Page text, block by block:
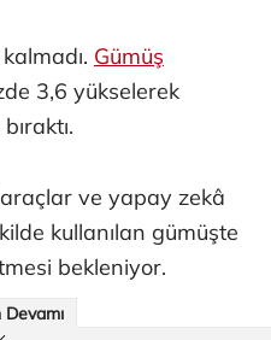
Gümüş
3,6 yükselerek
ve yapay zekâ
kullanılan gümüşte
bekleniyor.